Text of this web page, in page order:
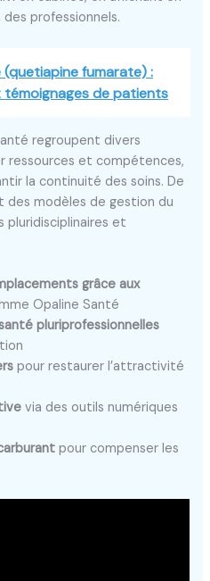
professionnels.
(quetiapine fumarate) :
de patients
regroupent divers
ressources et compétences,
la continuité des soins. De
modèles de gestion du
pluridisciplinaires et
grâce aux
Opaline Santé
pluriprofessionnelles
pour restaurer l’attractivité
via des outils numériques
pour compenser les